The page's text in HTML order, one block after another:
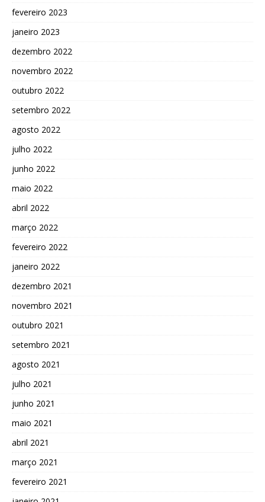
fevereiro 2023
janeiro 2023
dezembro 2022
novembro 2022
outubro 2022
setembro 2022
agosto 2022
julho 2022
junho 2022
maio 2022
abril 2022
março 2022
fevereiro 2022
janeiro 2022
dezembro 2021
novembro 2021
outubro 2021
setembro 2021
agosto 2021
julho 2021
junho 2021
maio 2021
abril 2021
março 2021
fevereiro 2021